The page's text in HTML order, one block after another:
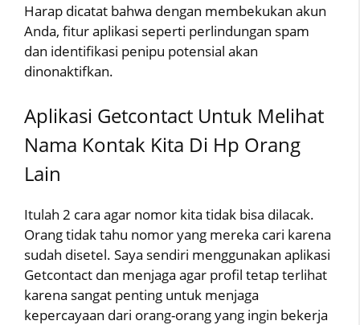
Harap dicatat bahwa dengan membekukan akun
Anda, fitur aplikasi seperti perlindungan spam
dan identifikasi penipu potensial akan
dinonaktifkan.
Aplikasi Getcontact Untuk Melihat
Nama Kontak Kita Di Hp Orang
Lain
Itulah 2 cara agar nomor kita tidak bisa dilacak.
Orang tidak tahu nomor yang mereka cari karena
sudah disetel. Saya sendiri menggunakan aplikasi
Getcontact dan menjaga agar profil tetap terlihat
karena sangat penting untuk menjaga
kepercayaan dari orang-orang yang ingin bekerja